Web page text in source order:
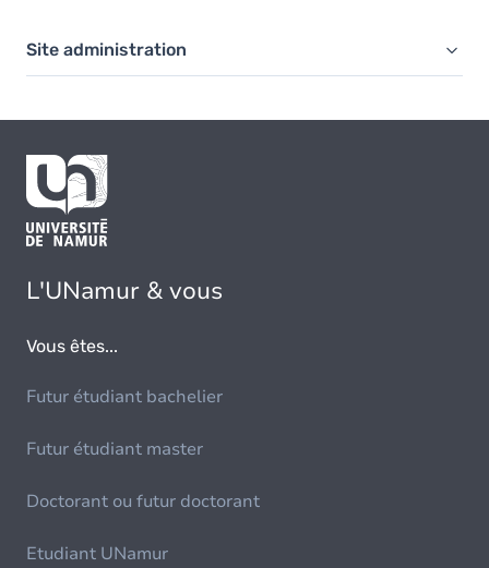
Site administration
L'UNamur & vous
Vous êtes...
Futur étudiant bachelier
Futur étudiant master
Doctorant ou futur doctorant
Etudiant UNamur